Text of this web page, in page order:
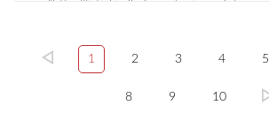
1 2 3 4 5
8 9 10